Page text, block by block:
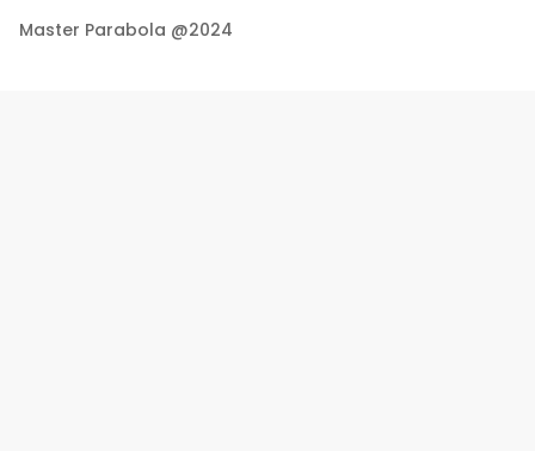
Master Parabola @2024